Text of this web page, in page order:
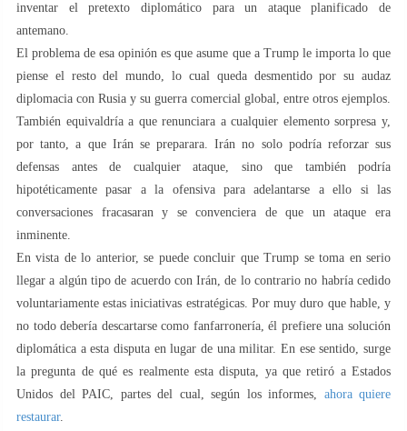
inventar el pretexto diplomático para un ataque planificado de
antemano.
El problema de esa opinión es que asume que a Trump le importa lo que
piense el resto del mundo, lo cual queda desmentido por su audaz
diplomacia con Rusia y su guerra comercial global, entre otros ejemplos.
También equivaldría a que renunciara a cualquier elemento sorpresa y,
por tanto, a que Irán se preparara. Irán no solo podría reforzar sus
defensas antes de cualquier ataque, sino que también podría
hipotéticamente pasar a la ofensiva para adelantarse a ello si las
conversaciones fracasaran y se convenciera de que un ataque era
inminente.
En vista de lo anterior, se puede concluir que Trump se toma en serio
llegar a algún tipo de acuerdo con Irán, de lo contrario no habría cedido
voluntariamente estas iniciativas estratégicas. Por muy duro que hable, y
no todo debería descartarse como fanfarronería, él prefiere una solución
diplomática a esta disputa en lugar de una militar. En ese sentido, surge
la pregunta de qué es realmente esta disputa, ya que retiró a Estados
Unidos del PAIC, partes del cual, según los informes, ahora quiere
restaurar.